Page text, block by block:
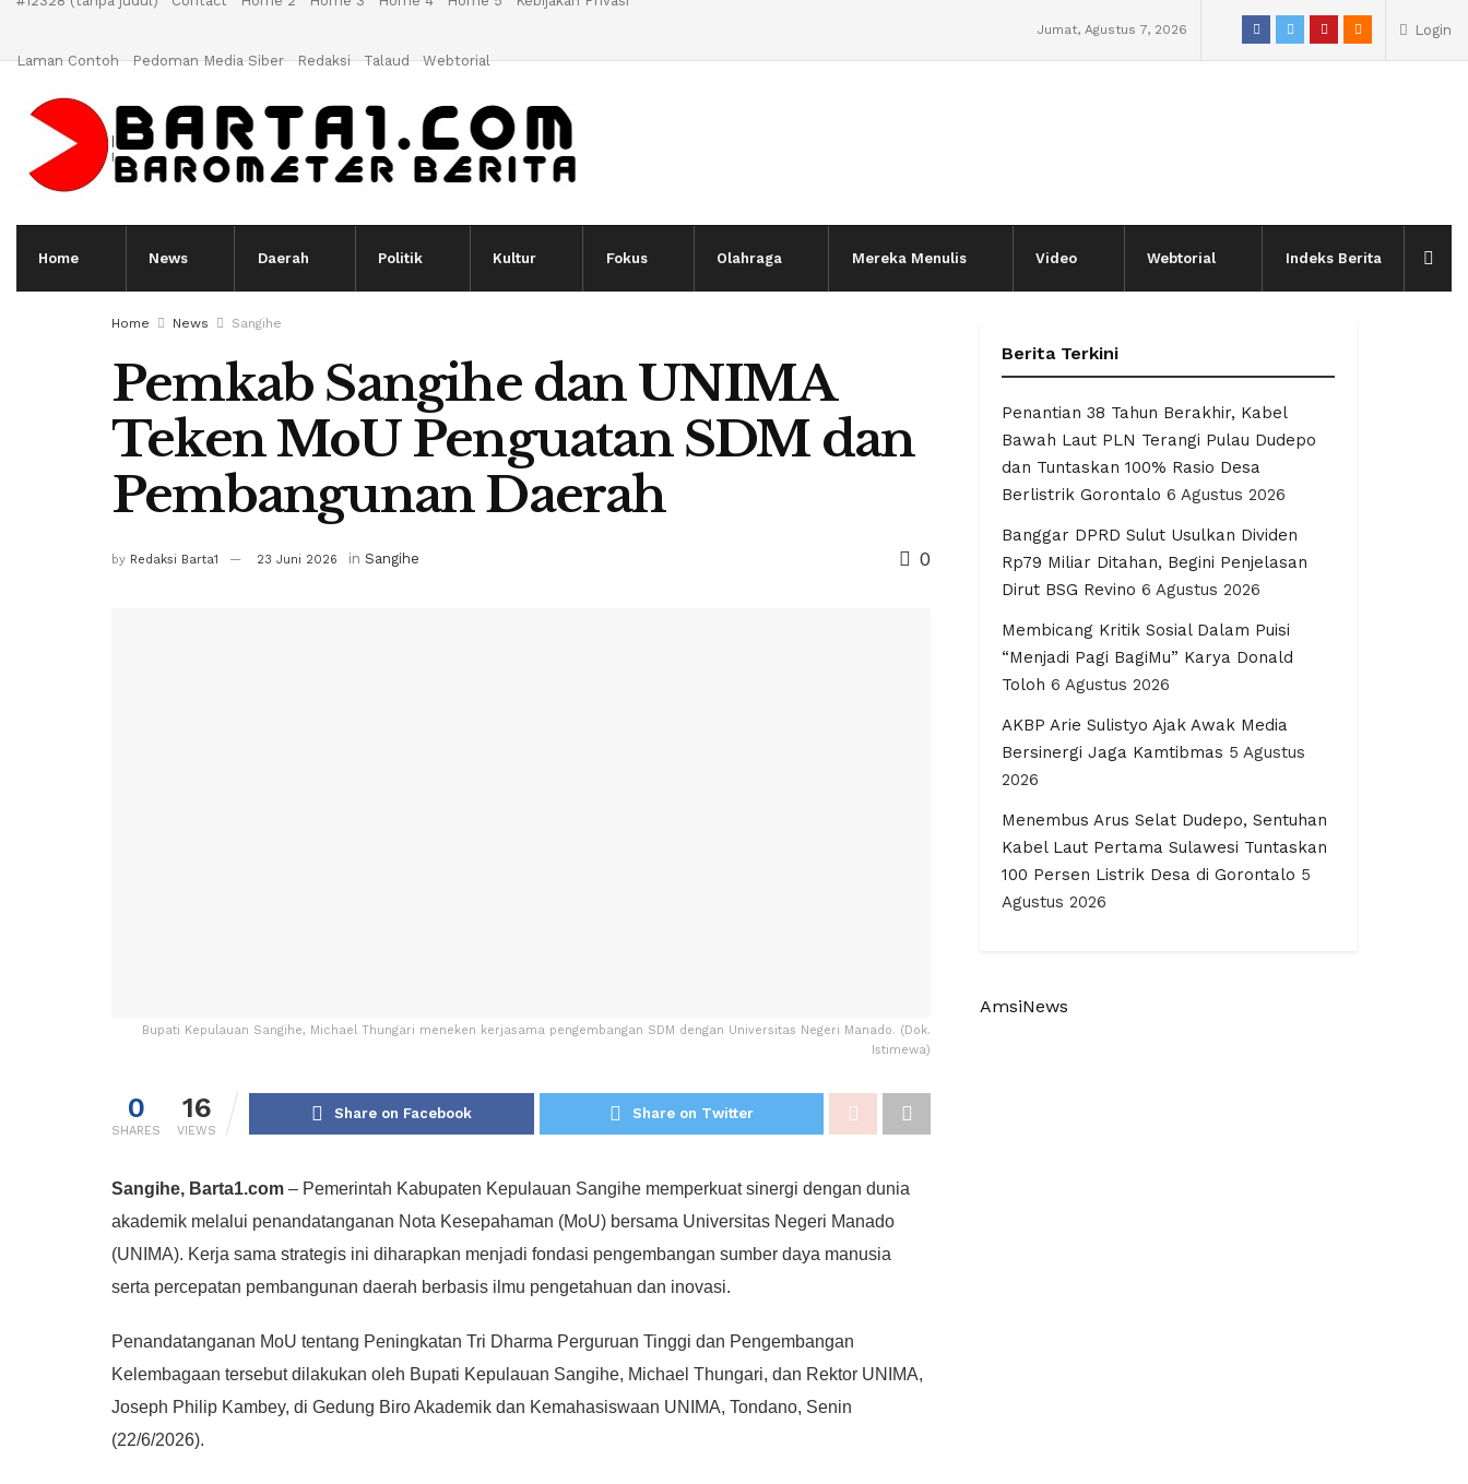
Laman Contoh Pedoman Media Siber Redaksi Talaud Webtorial
Jumat, Agustus 7, 2026 Login
Home News Daerah Politik Kultur Fokus Olahraga Mereka Menulis Video Webtorial Indeks Berita
Home News Sangihe
Pemkab Sangihe dan UNIMA
Teken MoU Penguatan SDM dan
Pembangunan Daerah
by Redaksi Barta1 23 Juni 2026 in Sangihe 0
Bupati Kepulauan Sangihe, Michael Thungari meneken kerjasama pengembangan SDM dengan Universitas Negeri Manado. (Dok.
Istimewa)
0
SHARES
16
VIEWS
Share on Facebook Share on Twitter
Sangihe, Barta1.com – Pemerintah Kabupaten Kepulauan Sangihe memperkuat sinergi dengan dunia
akademik melalui penandatanganan Nota Kesepahaman (MoU) bersama Universitas Negeri Manado
(UNIMA). Kerja sama strategis ini diharapkan menjadi fondasi pengembangan sumber daya manusia
serta percepatan pembangunan daerah berbasis ilmu pengetahuan dan inovasi.
Penandatanganan MoU tentang Peningkatan Tri Dharma Perguruan Tinggi dan Pengembangan
Kelembagaan tersebut dilakukan oleh Bupati Kepulauan Sangihe, Michael Thungari, dan Rektor UNIMA,
Joseph Philip Kambey, di Gedung Biro Akademik dan Kemahasiswaan UNIMA, Tondano, Senin
(22/6/2026).
Berita Terkini
Penantian 38 Tahun Berakhir, Kabel
Bawah Laut PLN Terangi Pulau Dudepo
dan Tuntaskan 100% Rasio Desa
Berlistrik Gorontalo 6 Agustus 2026
Banggar DPRD Sulut Usulkan Dividen
Rp79 Miliar Ditahan, Begini Penjelasan
Dirut BSG Revino 6 Agustus 2026
Membicang Kritik Sosial Dalam Puisi
“Menjadi Pagi BagiMu” Karya Donald
Toloh 6 Agustus 2026
AKBP Arie Sulistyo Ajak Awak Media
Bersinergi Jaga Kamtibmas 5 Agustus
2026
Menembus Arus Selat Dudepo, Sentuhan
Kabel Laut Pertama Sulawesi Tuntaskan
100 Persen Listrik Desa di Gorontalo 5
Agustus 2026
AmsiNews